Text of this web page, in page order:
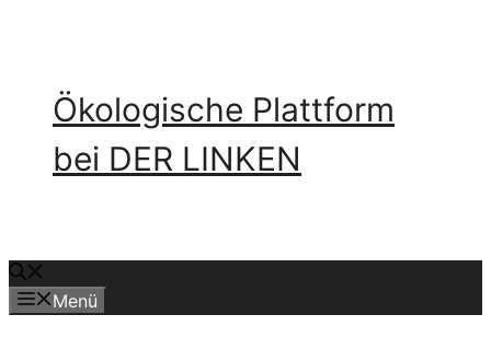
Ökologische Plattform
bei DER LINKEN
Menü